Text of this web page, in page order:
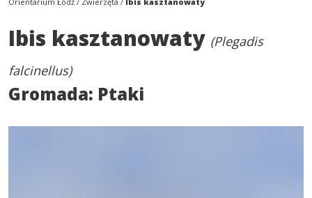
Ibis kasztanowaty (Plegadis
falcinellus)
Gromada: Ptaki